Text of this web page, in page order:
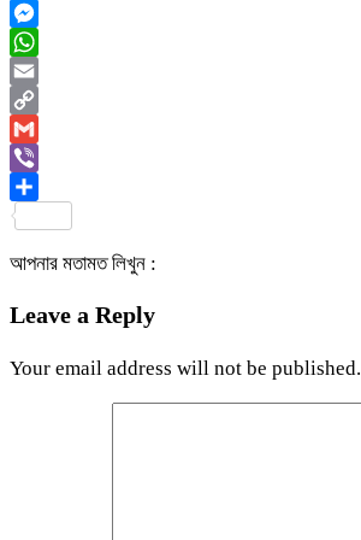
Twitter
Messenger
WhatsApp
Email
Copy
Link
Gmail
Viber
আপনার মতামত লিখুন :
Leave a Reply
Your email address will not be published.